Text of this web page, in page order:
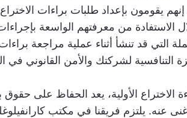
يقومون بإعداد طلبات براءات
الاستفادة من معرفتهم الواسعة
التي قد تنشأ أثناء عملية مراجعة
التنافسية لشركتك والأمن القانوني
الاختراع الأولية، يعد الحفاظ على
غنى عنه. يلتزم فريقنا في مكتب